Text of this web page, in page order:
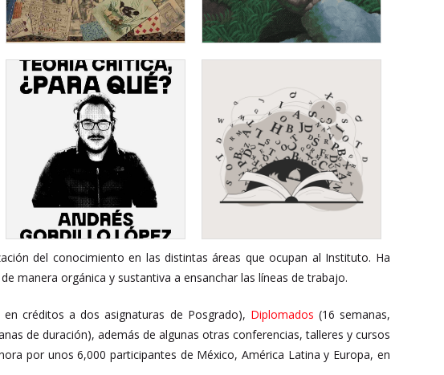
del conocimiento en las distintas áreas que ocupan al Instituto. Ha
manera orgánica y sustantiva a ensanchar las líneas de trabajo.
créditos a dos asignaturas de Posgrado), Diplomados (16 semanas,
de duración), además de algunas otras conferencias, talleres y cursos
por unos 6,000 participantes de México, América Latina y Europa, en